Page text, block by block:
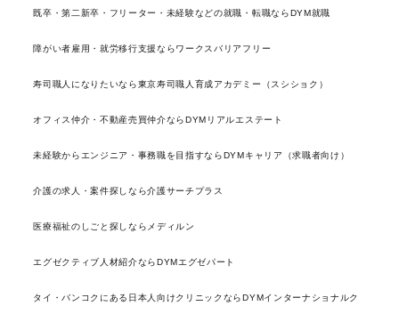
既卒・第二新卒・フリーター・未経験などの就職・転職ならDYM就職
障がい者雇用・就労移行支援ならワークスバリアフリー
寿司職人になりたいなら東京寿司職人育成アカデミー（スシショク）
オフィス仲介・不動産売買仲介ならDYMリアルエステート
未経験からエンジニア・事務職を目指すならDYMキャリア（求職者向け）
介護の求人・案件探しなら介護サーチプラス
医療福祉のしごと探しならメディルン
エグゼクティブ人材紹介ならDYMエグゼパート
タイ・バンコクにある日本人向けクリニックならDYMインターナショナルク